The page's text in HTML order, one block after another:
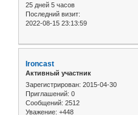
25 дней 5 часов
Последний визит:
2022-08-15 23:13:59
Ironcast
Активный участник
Зарегистрирован: 2015-04-30
Приглашений: 0
Сообщений: 2512
Уважение: +448